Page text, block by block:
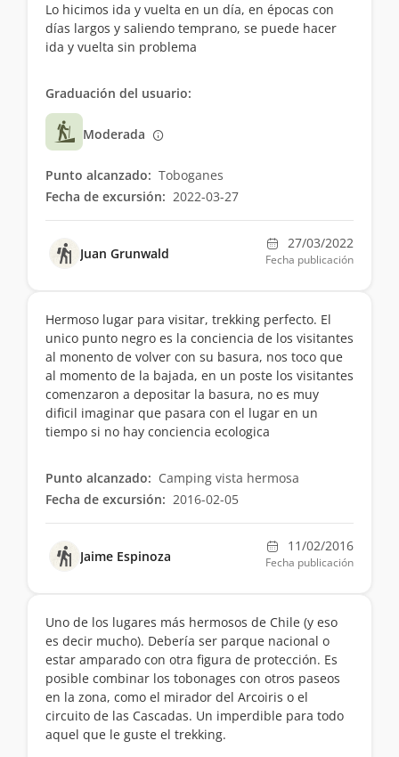
Lo hicimos ida y vuelta en un día, en épocas con
días largos y saliendo temprano, se puede hacer
ida y vuelta sin problema
Graduación del usuario:
Moderada
Punto alcanzado: Toboganes
Fecha de excursión: 2022-03-27
Juan Grunwald
27/03/2022
Fecha publicación
Hermoso lugar para visitar, trekking perfecto. El
unico punto negro es la conciencia de los visitantes
al monento de volver con su basura, nos toco que
al momento de la bajada, en un poste los visitantes
comenzaron a depositar la basura, no es muy
dificil imaginar que pasara con el lugar en un
tiempo si no hay conciencia ecologica
Punto alcanzado: Camping vista hermosa
Fecha de excursión: 2016-02-05
Jaime Espinoza
11/02/2016
Fecha publicación
Uno de los lugares más hermosos de Chile (y eso
es decir mucho). Debería ser parque nacional o
estar amparado con otra figura de protección. Es
posible combinar los tobonages con otros paseos
en la zona, como el mirador del Arcoiris o el
circuito de las Cascadas. Un imperdible para todo
aquel que le guste el trekking.